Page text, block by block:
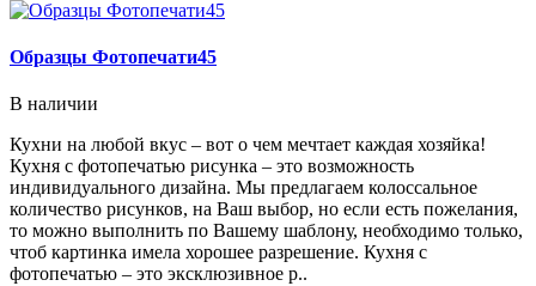
Образцы Фотопечати45
В наличии
Кухни на любой вкус – вот о чем мечтает каждая хозяйка!
Кухня с фотопечатью рисунка – это возможность
индивидуального дизайна. Мы предлагаем колоссальное
количество рисунков, на Ваш выбор, но если есть пожелания,
то можно выполнить по Вашему шаблону, необходимо только,
чтоб картинка имела хорошее разрешение. Кухня с
фотопечатью – это эксклюзивное р..